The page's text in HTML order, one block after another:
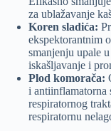
za ublažavanje
Koren sladića:
ekspektorantnim
smanjenju upale
iskašljavanje i
Plod komorača:
i antiinflamatorna
respiratornog
respiratornu